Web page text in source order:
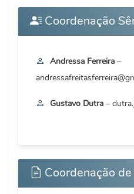
Coordenação
Andressa Ferreira –
Gustavo Dutra –
Coordenação